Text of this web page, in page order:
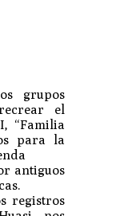
grupos
el
“Familia
para la
antiguos
registros